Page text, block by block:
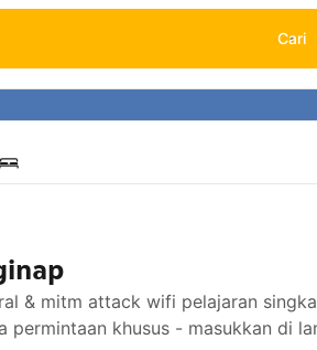
Cari
& mitm attack wifi pelajaran
permintaan khusus - masukkan di